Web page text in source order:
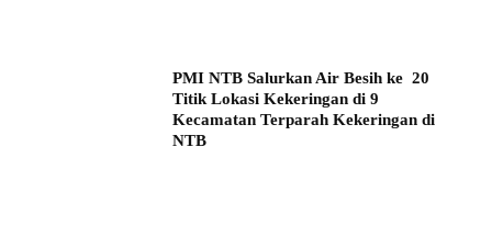
PMI NTB Salurkan Air Besih ke 20
Titik Lokasi Kekeringan di 9
Kecamatan Terparah Kekeringan di
NTB